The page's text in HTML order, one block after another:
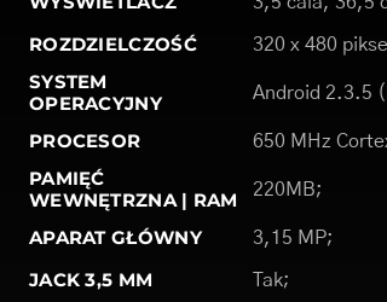
ROZDZIELCZOŚĆ 320 x 480
SYSTEM
OPERACYJNY
Android 2.3.5
PROCESOR 650 MHz
PAMIĘĆ
WEWNĘTRZNA | RAM
220MB;
APARAT GŁÓWNY 3,15 MP;
JACK 3,5 MM Tak;